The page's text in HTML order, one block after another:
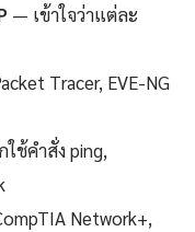
— เข้าใจว่าแต่ละ
Tracer, EVE-NG
ช้คำสั่ง ping,
Network+,